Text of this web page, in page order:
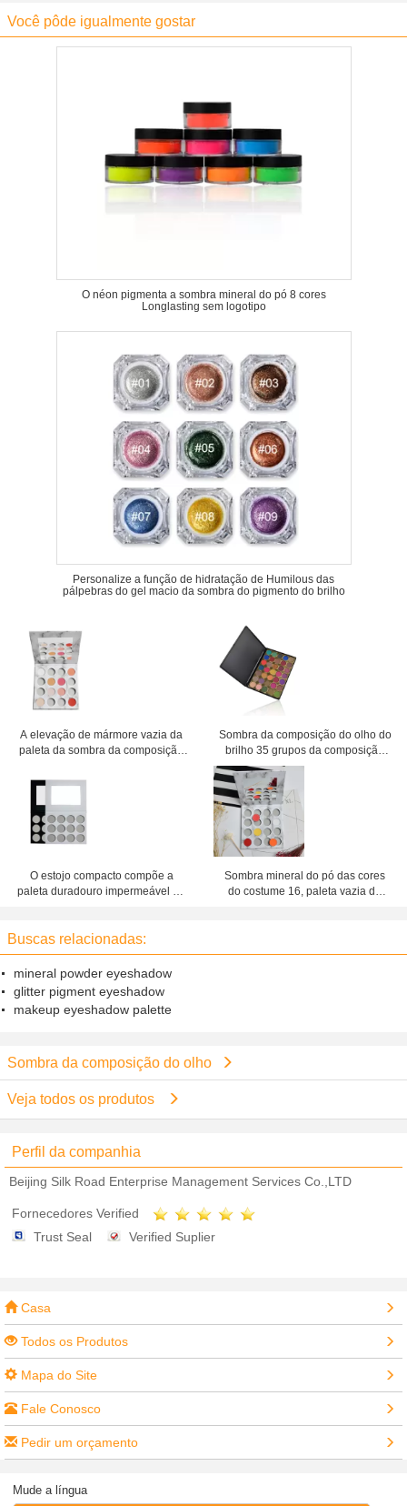
Você pôde igualmente gostar
O néon pigmenta a sombra mineral do pó 8 cores
Longlasting sem logotipo
Personalize a função de hidratação de Humilous das
pálpebras do gel macio da sombra do pigmento do brilho
A elevação de mármore vazia da
paleta da sombra da composição
Sombra da composição do olho do
brilho 35 grupos da composição
dos cosméticos do OEM do
formulário do pó das cores
O estojo compacto compõe a
paleta duradouro impermeável de
Sombra mineral do pó das cores
do costume 16, paleta vazia da
Buscas relacionadas:
mineral powder eyeshadow
glitter pigment eyeshadow
makeup eyeshadow palette
Sombra da composição do olho
Veja todos os produtos
Perfil da companhia
Beijing Silk Road Enterprise Management Services Co.,LTD
Fornecedores Verified
Trust Seal
Verified Suplier
Casa
Todos os Produtos
Mapa do Site
Fale Conosco
Pedir um orçamento
Mude a língua